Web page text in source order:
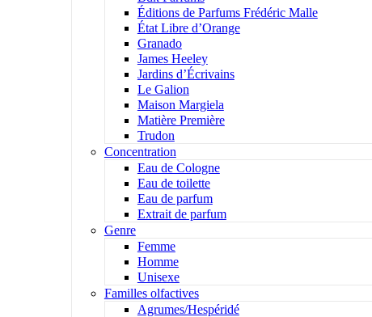
Éditions de Parfums Frédéric Malle
État Libre d’Orange
Granado
James Heeley
Jardins d’Écrivains
Le Galion
Maison Margiela
Matière Première
Trudon
Concentration
Eau de Cologne
Eau de toilette
Eau de parfum
Extrait de parfum
Genre
Femme
Homme
Unisexe
Familles olfactives
Agrumes/Hespéridé